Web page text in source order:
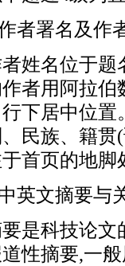
者署名及作
姓名位于题
者用阿拉伯
下居中位置
民族、籍贯
首页的地脚
英文摘要与
是科技论文
性摘要,一